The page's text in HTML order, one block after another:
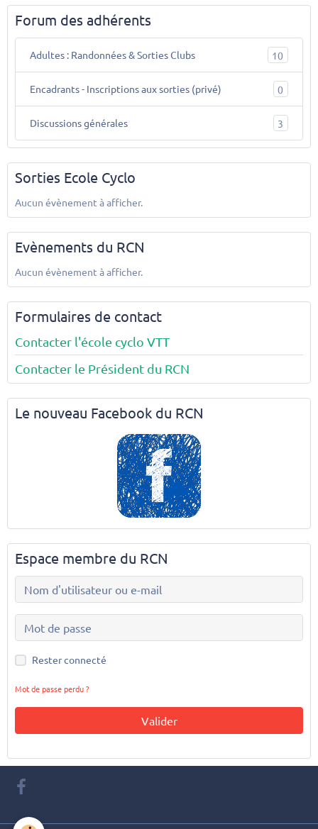
Forum des adhérents
Adultes : Randonnées & Sorties Clubs 10
Encadrants - Inscriptions aux sorties (privé) 0
Discussions générales 3
Sorties Ecole Cyclo
Aucun évènement à afficher.
Evènements du RCN
Aucun évènement à afficher.
Formulaires de contact
Contacter l'école cyclo VTT
Contacter le Président du RCN
Le nouveau Facebook du RCN
Espace membre du RCN
Rester connecté
Mot de passe perdu ?
Valider